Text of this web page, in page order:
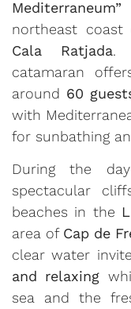
Mediterraneum”
northeast
Cala Ratjada.
catamaran
around 60
with
for sunbathing
During the
spectacular
beaches in the
area of Cap de
clear water
and relaxing
sea and the